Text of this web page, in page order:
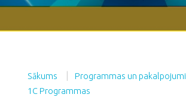
Sākums
Programmas un pakalpojumi
1C Programmas